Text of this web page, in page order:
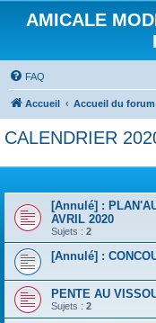
AMICALE
FAQ
Accueil Accueil du forum
CALENDRIER
[Annulé] :
AVRIL 2020
Sujets : 2
[Annulé] :
PENTE AU
Sujets : 2